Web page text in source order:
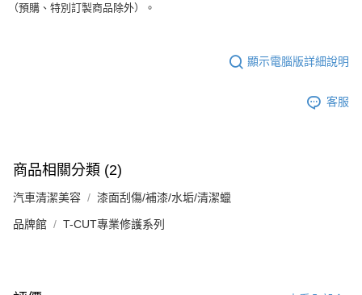
（預購、特別訂製商品除外）。
顯示電腦版詳細說明
客服
商品相關分類 (2)
汽車清潔美容 漆面刮傷/補漆/水垢/清潔蠟
品牌館 T-CUT專業修護系列